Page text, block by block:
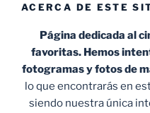
ACERCA DE ESTE
Página dedicada al
favoritas. Hemos
fotogramas y fotos de
lo que encontrarás en
siendo nuestra única